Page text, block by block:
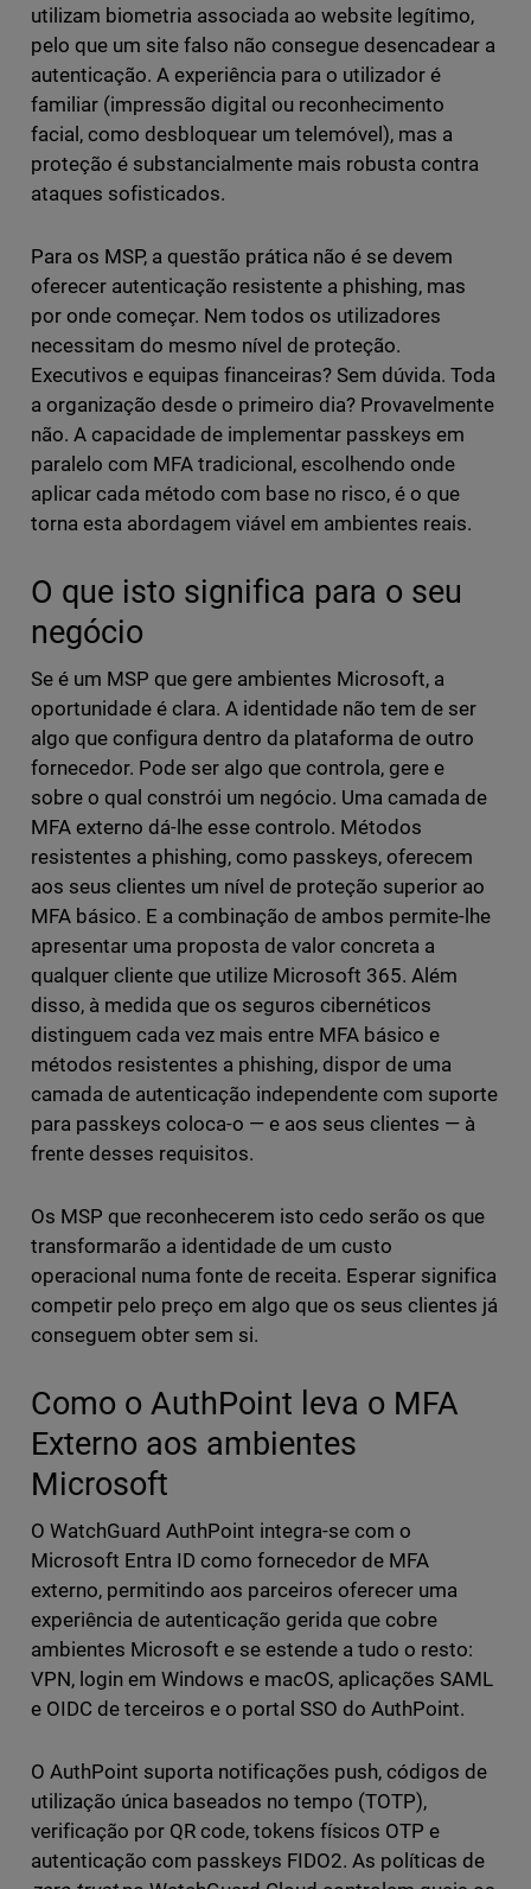
utilizam biometria associada ao website legítimo,
pelo que um site falso não consegue desencadear a
autenticação. A experiência para o utilizador é
familiar (impressão digital ou reconhecimento
facial, como desbloquear um telemóvel), mas a
proteção é substancialmente mais robusta contra
ataques sofisticados.
Para os MSP, a questão prática não é se devem
oferecer autenticação resistente a phishing, mas
por onde começar. Nem todos os utilizadores
necessitam do mesmo nível de proteção.
Executivos e equipas financeiras? Sem dúvida. Toda
a organização desde o primeiro dia? Provavelmente
não. A capacidade de implementar passkeys em
paralelo com MFA tradicional, escolhendo onde
aplicar cada método com base no risco, é o que
torna esta abordagem viável em ambientes reais.
O que isto significa para o seu
negócio
Se é um MSP que gere ambientes Microsoft, a
oportunidade é clara. A identidade não tem de ser
algo que configura dentro da plataforma de outro
fornecedor. Pode ser algo que controla, gere e
sobre o qual constrói um negócio. Uma camada de
MFA externo dá-lhe esse controlo. Métodos
resistentes a phishing, como passkeys, oferecem
aos seus clientes um nível de proteção superior ao
MFA básico. E a combinação de ambos permite-lhe
apresentar uma proposta de valor concreta a
qualquer cliente que utilize Microsoft 365. Além
disso, à medida que os seguros cibernéticos
distinguem cada vez mais entre MFA básico e
métodos resistentes a phishing, dispor de uma
camada de autenticação independente com suporte
para passkeys coloca-o — e aos seus clientes — à
frente desses requisitos.
Os MSP que reconhecerem isto cedo serão os que
transformarão a identidade de um custo
operacional numa fonte de receita. Esperar significa
competir pelo preço em algo que os seus clientes já
conseguem obter sem si.
Como o AuthPoint leva o MFA
Externo aos ambientes
Microsoft
O WatchGuard AuthPoint integra-se com o
Microsoft Entra ID como fornecedor de MFA
externo, permitindo aos parceiros oferecer uma
experiência de autenticação gerida que cobre
ambientes Microsoft e se estende a tudo o resto:
VPN, login em Windows e macOS, aplicações SAML
e OIDC de terceiros e o portal SSO do AuthPoint.
O AuthPoint suporta notificações push, códigos de
utilização única baseados no tempo (TOTP),
verificação por QR code, tokens físicos OTP e
autenticação com passkeys FIDO2. As políticas de